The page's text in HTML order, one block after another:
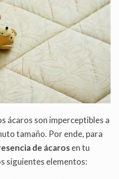
ácaros son imperceptibles a
tamaño. Por ende, para
de ácarosen tu
siguientes elementos: